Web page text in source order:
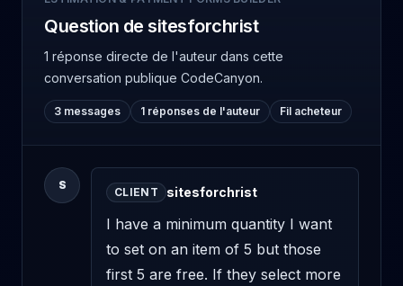
Question de sitesforchrist
1 réponse directe de l'auteur dans cette
conversation publique CodeCanyon.
3 messages 1 réponses de l'auteur Fil acheteur
S
CLIENT sitesforchrist
I have a minimum quantity I want
to set on an item of 5 but those
first 5 are free. If they select more